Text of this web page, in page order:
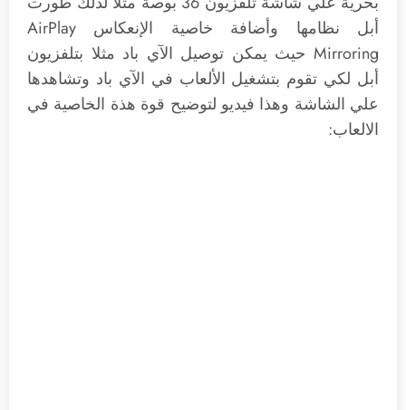
أبل نظامها وأضافة خاصية الإنعكاس AirPlay
Mirroring حيث يمكن توصيل الآي باد مثلا بتلفزيون
أبل لكي تقوم بتشغيل الألعاب في الآي باد وتشاهدها
علي الشاشة وهذا فيديو لتوضيح قوة هذة الخاصية في
الالعاب: